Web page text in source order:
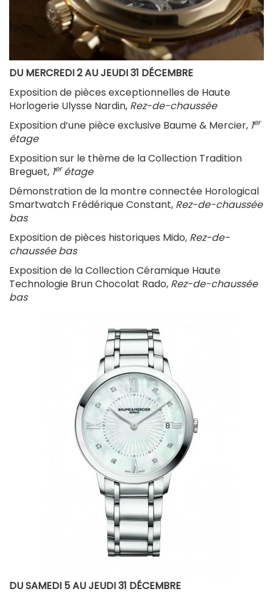
DU MERCREDI 2 AU JEUDI 31 DÉCEMBRE
Exposition de pièces exceptionnelles de Haute
Horlogerie Ulysse Nardin, Rez-de-chaussée
Exposition d’une pièce exclusive Baume & Mercier, 1er
étage
Exposition sur le thème de la Collection Tradition
Breguet, 1erétage
Démonstration de la montre connectée Horological
Smartwatch Frédérique Constant, Rez-de-chaussée
bas
Exposition de pièces historiques Mido, Rez-de-
chaussée bas
Exposition de la Collection Céramique Haute
Technologie Brun Chocolat Rado, Rez-de-chaussée
bas
DU SAMEDI 5 AU JEUDI 31 DÉCEMBRE